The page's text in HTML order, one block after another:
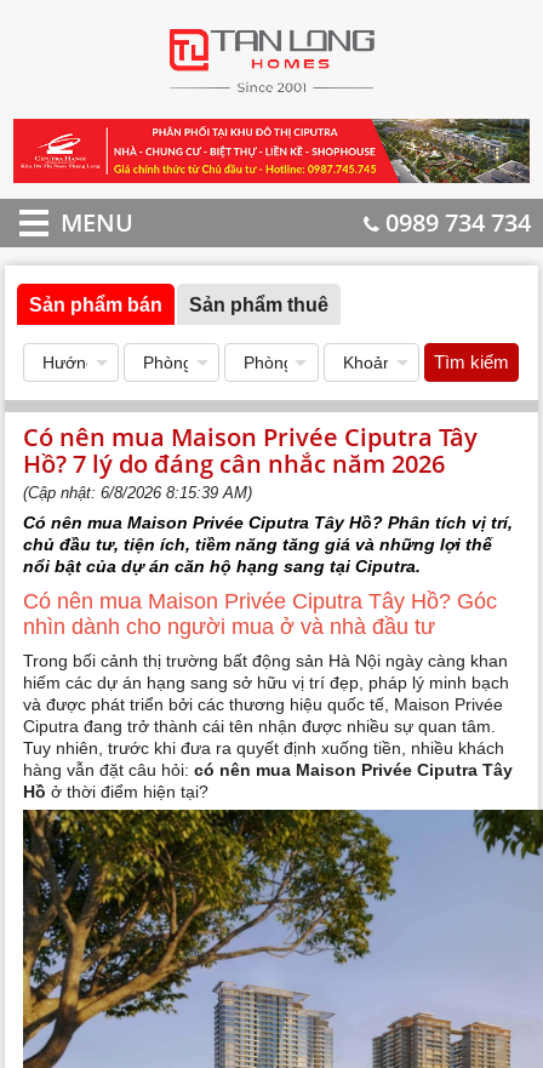
MENU 0989 734 734
Sản phẩm bán Sản phẩm thuê
Tìm kiếm
Có nên mua Maison Privée Ciputra Tây
Hồ? 7 lý do đáng cân nhắc năm 2026
(Cập nhật: 6/8/2026 8:15:39 AM)
Có nên mua Maison Privée Ciputra Tây Hồ? Phân tích vị trí,
chủ đầu tư, tiện ích, tiềm năng tăng giá và những lợi thế
nổi bật của dự án căn hộ hạng sang tại Ciputra.
Có nên mua Maison Privée Ciputra Tây Hồ? Góc
nhìn dành cho người mua ở và nhà đầu tư
Trong bối cảnh thị trường bất động sản Hà Nội ngày càng khan
hiếm các dự án hạng sang sở hữu vị trí đẹp, pháp lý minh bạch
và được phát triển bởi các thương hiệu quốc tế, Maison Privée
Ciputra đang trở thành cái tên nhận được nhiều sự quan tâm.
Tuy nhiên, trước khi đưa ra quyết định xuống tiền, nhiều khách
hàng vẫn đặt câu hỏi:có nên mua Maison Privée Ciputra Tây
Hồ ở thời điểm hiện tại?